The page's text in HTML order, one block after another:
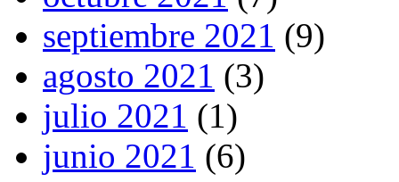
septiembre 2021 (9)
agosto 2021 (3)
julio 2021 (1)
junio 2021 (6)